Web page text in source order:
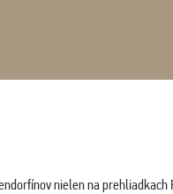
nielen na